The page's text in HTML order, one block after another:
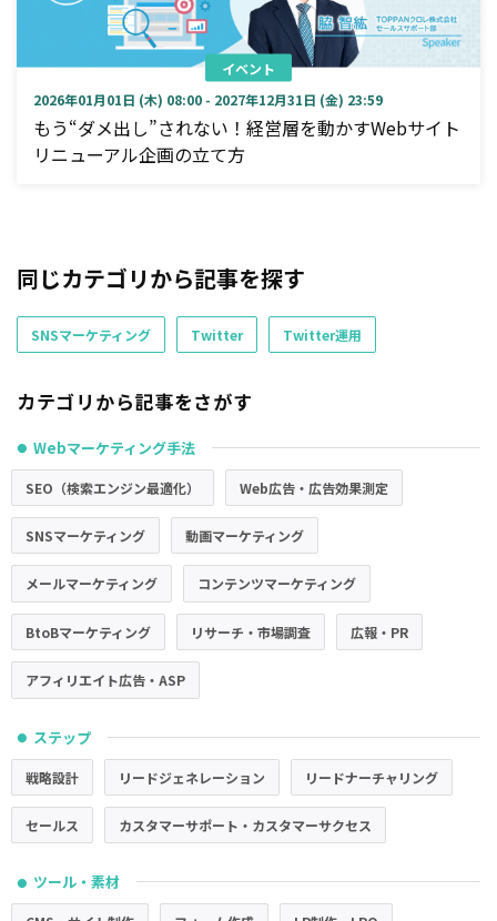
イベント
2026年01月01日 (木) 08:00 - 2027年12月31日 (金) 23:59
もう“ダメ出し”されない！経営層を動かすWebサイト
リニューアル企画の立て方
同じカテゴリから記事を探す
SNSマーケティング Twitter Twitter運用
カテゴリから記事をさがす
● Webマーケティング手法
SEO（検索エンジン最適化） Web広告・広告効果測定
SNSマーケティング 動画マーケティング
メールマーケティング コンテンツマーケティング
BtoBマーケティング リサーチ・市場調査 広報・PR
アフィリエイト広告・ASP
● ステップ
戦略設計 リードジェネレーション リードナーチャリング
セールス カスタマーサポート・カスタマーサクセス
● ツール・素材